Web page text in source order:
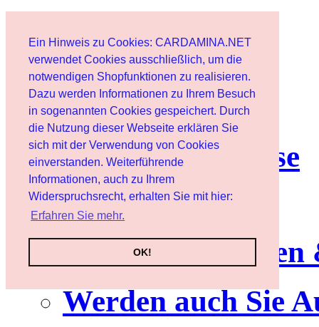
Ein Hinweis zu Cookies: CARDAMINA.NET
verwendet Cookies ausschließlich, um die
notwendigen Shopfunktionen zu realisieren.
Dazu werden Informationen zu Ihrem Besuch
in sogenannten Cookies gespeichert. Durch
die Nutzung dieser Webseite erklären Sie
sich mit der Verwendung von Cookies
einverstanden. Weiterführende
Informationen, auch zu Ihrem
Widerspruchsrecht, erhalten Sie mit hier:
Erfahren Sie mehr.
OK!
Benutzer
Newsletter
Nutzungshinweise
Service
Werden auch Sie